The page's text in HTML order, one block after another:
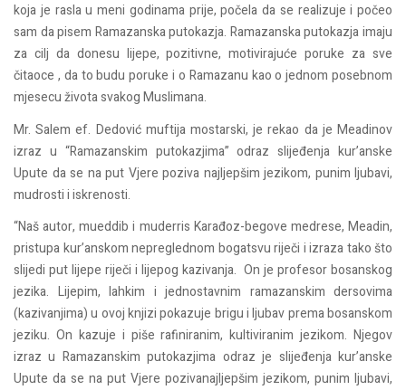
koja je rasla u meni godinama prije, počela da se realizuje i počeo
sam da pisem Ramazanska putokazja. Ramazanska putokazja imaju
za cilj da donesu lijepe, pozitivne, motivirajuće poruke za sve
čitaoce , da to budu poruke i o Ramazanu kao o jednom posebnom
mjesecu života svakog Muslimana.
Mr. Salem ef. Dedović muftija mostarski, je rekao da je Meadinov
izraz u “Ramazanskim putokazjima” odraz slijeđenja kur’anske
Upute da se na put Vjere poziva najljepšim jezikom, punim ljubavi,
mudrosti i iskrenosti.
“Naš autor, mueddib i muderris Karađoz-begove medrese, Meadin,
pristupa kur’anskom nepreglednom bogatsvu riječi i izraza tako što
slijedi put lijepe riječi i lijepog kazivanja. On je profesor bosanskog
jezika. Lijepim, lahkim i jednostavnim ramazanskim dersovima
(kazivanjima) u ovoj knjizi pokazuje brigu i ljubav prema bosanskom
jeziku. On kazuje i piše rafiniranim, kultiviranim jezikom. Njegov
izraz u Ramazanskim putokazjima odraz je slijeđenja kur’anske
Upute da se na put Vjere pozivanajljepšim jezikom, punim ljubavi,